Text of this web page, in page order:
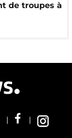
de troupes à